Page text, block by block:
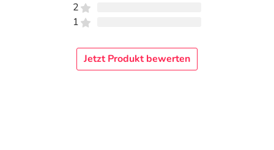
2
1
Jetzt Produkt bewerten